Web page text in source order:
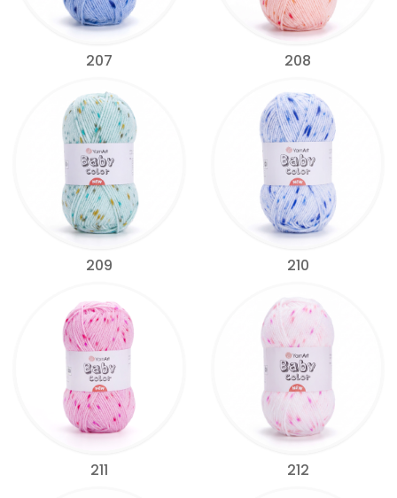
207 208
209 210
211 212